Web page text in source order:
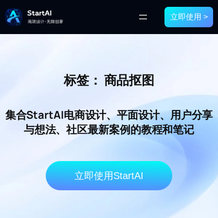
立即使用 >
标签： 商品抠图
集合StartAI电商设计、平面设计、用户分享
与想法、社区最新案例的教程和笔记
立即使用StartAI